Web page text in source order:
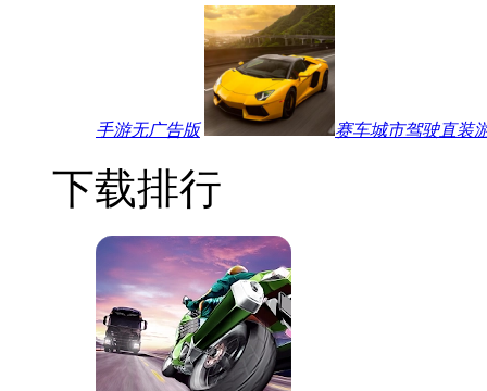
手游无广告版 赛车城市驾驶直装
下载排行